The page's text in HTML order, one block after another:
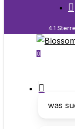
4.1
0
was